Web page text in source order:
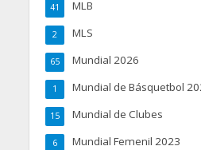
MLB
41
MLS
2
Mundial 2026
65
Mundial de Básquetbol
1
Mundial de Clubes
15
Mundial Femenil 2023
6